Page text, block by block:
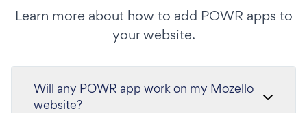
Learn more about how to add POWR apps to
your website.
Will any POWR app work on my Mozello
website?